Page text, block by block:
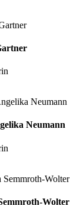
Neumann
Wolter